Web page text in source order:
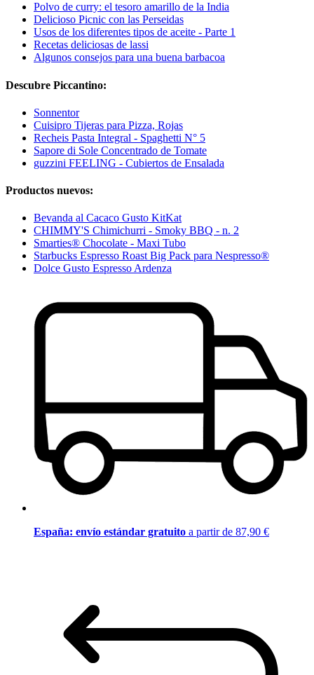
Polvo de curry: el tesoro amarillo de la India
Delicioso Picnic con las Perseidas
Usos de los diferentes tipos de aceite - Parte 1
Recetas deliciosas de lassi
Algunos consejos para una buena barbacoa
Descubre Piccantino:
Sonnentor
Cuisipro Tijeras para Pizza, Rojas
Recheis Pasta Integral - Spaghetti N° 5
Sapore di Sole Concentrado de Tomate
guzzini FEELING - Cubiertos de Ensalada
Productos nuevos:
Bevanda al Cacaco Gusto KitKat
CHIMMY'S Chimichurri - Smoky BBQ - n. 2
Smarties® Chocolate - Maxi Tubo
Starbucks Espresso Roast Big Pack para Nespresso®
Dolce Gusto Espresso Ardenza
España: envío estándar gratuito a partir de 87,90 €